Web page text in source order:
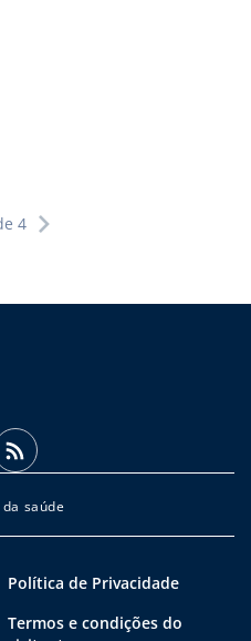
4
saúde
Política de Privacidade
Termos e condições do